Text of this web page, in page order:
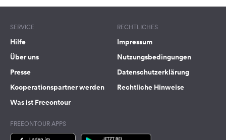
SERVICE
Hilfe
Über uns
Presse
Kooperationspartner werden
Was ist Freeontour
RECHTLICHES
Impressum
Nutzungsbedingungen
Datenschutzerklärung
Rechtliche Hinweise
FREEONTOUR APPS